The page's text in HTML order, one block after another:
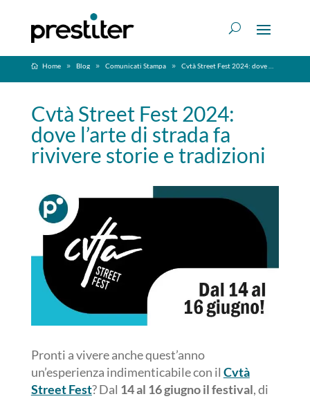
Home Blog Comunicati Stampa Cvtà Street Fest 2024: dove l’arte di strada fa rivivere storie e tradizioni
Cvtà Street Fest 2024:
dove l’arte di strada fa
rivivere storie e tradizioni
Pronti a vivere anche quest’anno
un’esperienza indimenticabile con il Cvtà
Street Fest? Dal 14 al 16 giugno il festival, di